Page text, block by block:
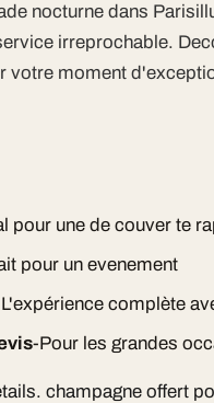
nocturne dans
irreprochable.
votre moment
pour une de couver te
pour un evenement
complète
-Pour les grandes
champagne offert